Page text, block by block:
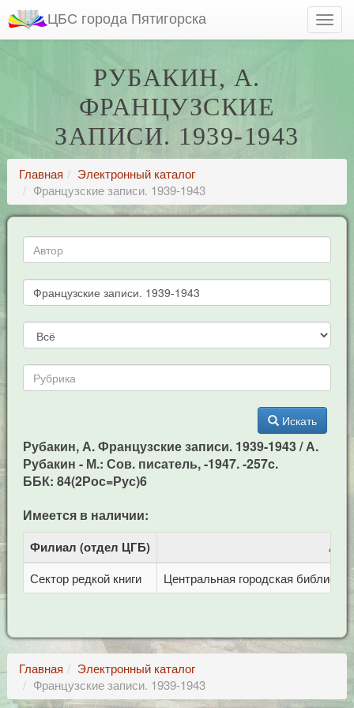
ЦБС города Пятигорска
РУБАКИН, А.
ФРАНЦУЗСКИЕ
ЗАПИСИ. 1939-1943
Главная
Электронный каталог
Французские записи. 1939-1943
Искать
Рубакин, А. Французские записи. 1939-1943 / А.
Рубакин - М.: Сов. писатель, -1947. -257c.
ББК: 84(2Рос=Рус)6
Имеется в наличии:
Филиал (отдел ЦГБ)
Сектор редкой книги Центральная городская
Главная
Электронный каталог
Французские записи. 1939-1943